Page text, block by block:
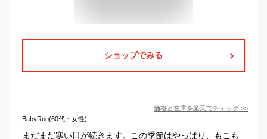
ショップでみる
価格と在庫を楽天でチェック >>
BabyRoo(60代・女性)
まだまだ寒い日が続きます。この季節はやっぱり、もこも